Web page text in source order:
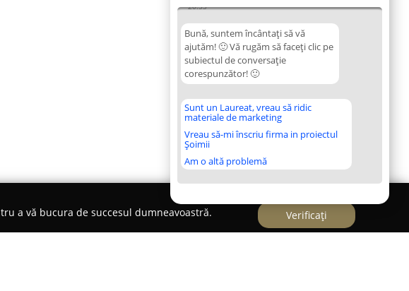
20:53
Bună, suntem încântați să vă
ajutăm! 🙂 Vă rugăm să faceți clic pe
subiectul de conversație
corespunzător! 🙂
Sunt un Laureat, vreau să ridic
materiale de marketing
Vreau să-mi înscriu firma in proiectul
Șoimii
Am o altă problemă
a vă bucura de succesul dumneavoastră.
Verificați